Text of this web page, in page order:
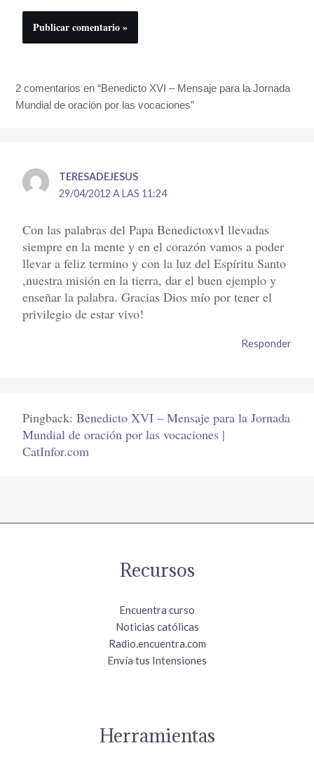
2 comentarios en “Benedicto XVI – Mensaje para la Jornada
Mundial de oración por las vocaciones”
TERESADEJESUS
29/04/2012 A LAS 11:24
Con las palabras del Papa BenedictoxvI llevadas
siempre en la mente y en el corazón vamos a poder
llevar a feliz termino y con la luz del Espíritu Santo
,nuestra misión en la tierra, dar el buen ejemplo y
enseñar la palabra. Gracias Dios mío por tener el
privilegio de estar vivo!
Responder
Pingback:Benedicto XVI – Mensaje para la Jornada
Mundial de oración por las vocaciones |
CatInfor.com
Recursos
Encuentra curso
Noticias católicas
Radio.encuentra.com
Envía tus Intensiones
Herramientas